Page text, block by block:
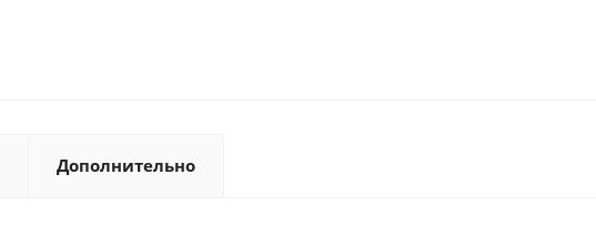
Дополнительно